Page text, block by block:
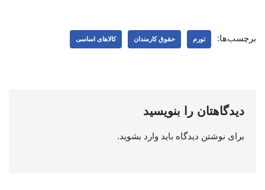
برچسب‌ها: تورم حقوق کارمندان کالاهای اساسی
دیدگاهتان را بنویسید
برای نوشتن دیدگاه باید وارد بشوید.